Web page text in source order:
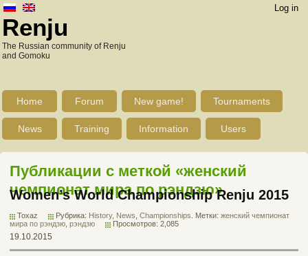
Log in
Renju
The Russian community of Renju
and Gomoku
Home Forum New game! Tournaments
News Training Information Users
Публикации с меткой «женский
чемпионат мира по рэндзю»
Women’s World Championship Renju 2015
Toxaz Рубрика: History, News Championships . Метки: женский чемпионат
мира по рэндзю рэндзю Просмотров: 2,085
19.10.2015